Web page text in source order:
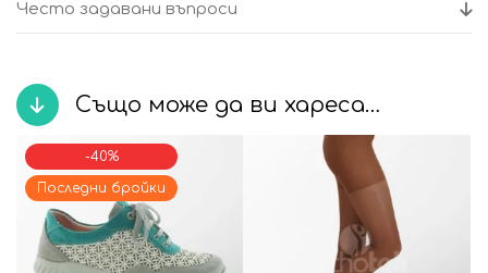
Често задавани въпроси
Също може да ви хареса…
-40%
Последни бройки